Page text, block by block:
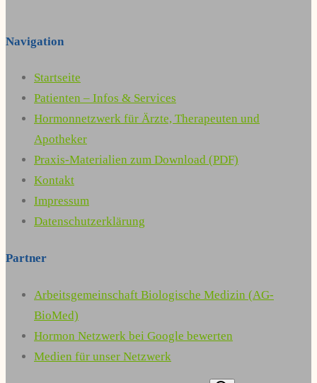
Navigation
Startseite
Patienten – Infos & Services
Hormonnetzwerk für Ärzte, Therapeuten und
Apotheker
Praxis-Materialien zum Download (PDF)
Kontakt
Impressum
Datenschutzerklärung
Partner
Arbeitsgemeinschaft Biologische Medizin (AG-
BioMed)
Hormon Netzwerk bei Google bewerten
Medien für unser Netzwerk